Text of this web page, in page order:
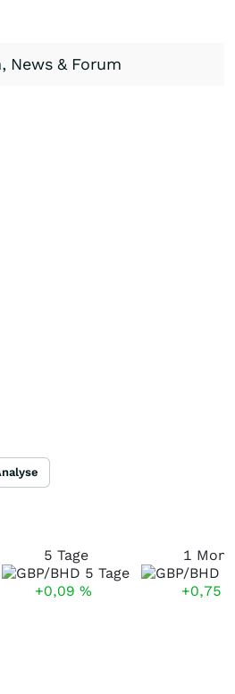
News & Forum
5 Tage
+0,09 %
1
+0,75